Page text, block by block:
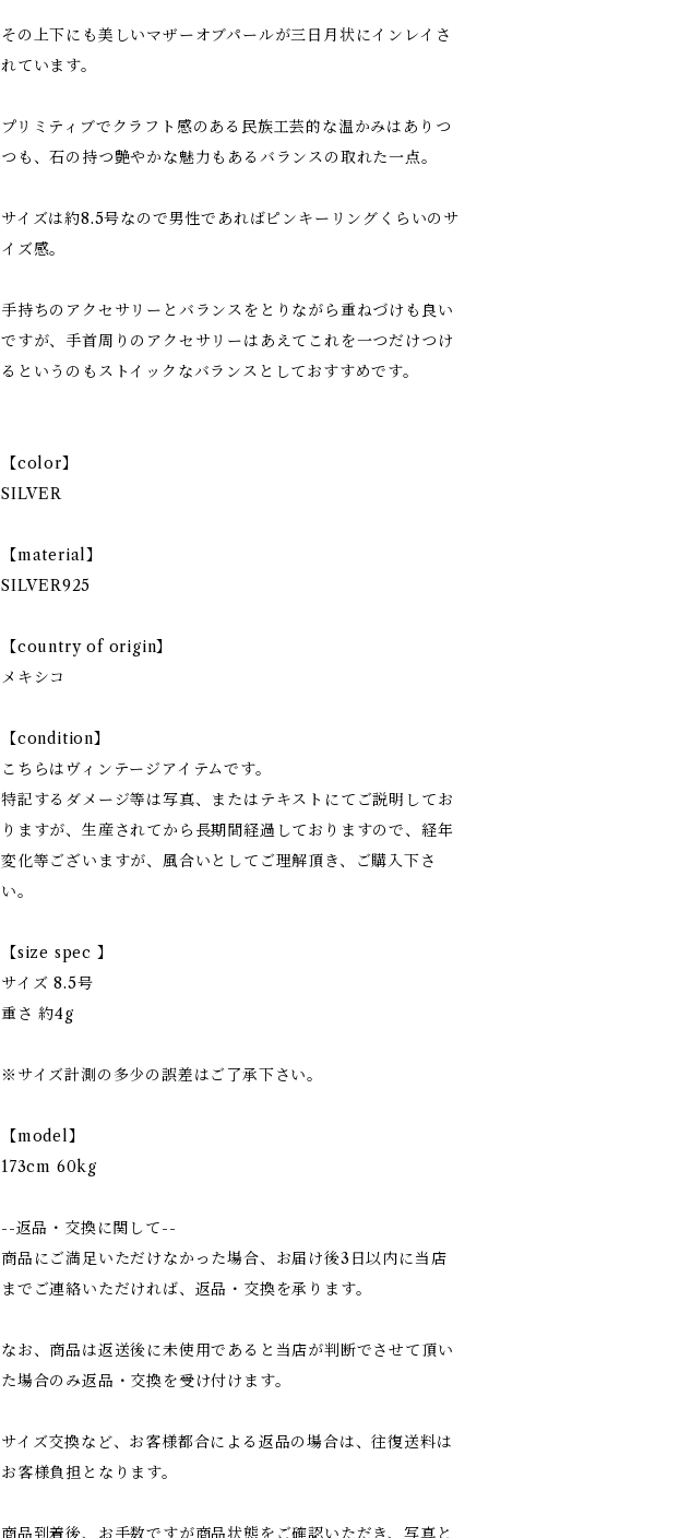
その上下にも美しいマザーオブパールが三日月状にインレイさ
れています。
プリミティブでクラフト感のある民族工芸的な温かみはありつ
つも、石の持つ艶やかな魅力もあるバランスの取れた一点。
サイズは約8.5号なので男性であればピンキーリングくらいのサ
イズ感。
手持ちのアクセサリーとバランスをとりながら重ねづけも良い
ですが、手首周りのアクセサリーはあえてこれを一つだけつけ
るというのもストイックなバランスとしておすすめです。
【color】
SILVER
【material】
SILVER925
【country of origin】
メキシコ
【condition】
こちらはヴィンテージアイテムです。
特記するダメージ等は写真、またはテキストにてご説明してお
りますが、生産されてから長期間経過しておりますので、経年
変化等ございますが、風合いとしてご理解頂き、ご購入下さ
い。
【size spec 】
サイズ 8.5号
重さ 約4g
※サイズ計測の多少の誤差はご了承下さい。
【model】
173cm 60kg
--返品・交換に関して--
商品にご満足いただけなかった場合、お届け後3日以内に当店
までご連絡いただければ、返品・交換を承ります。
なお、商品は返送後に未使用であると当店が判断でさせて頂い
た場合のみ返品・交換を受け付けます。
サイズ交換など、お客様都合による返品の場合は、往復送料は
お客様負担となります。
商品到着後、お手数ですが商品状態をご確認いただき、写真と